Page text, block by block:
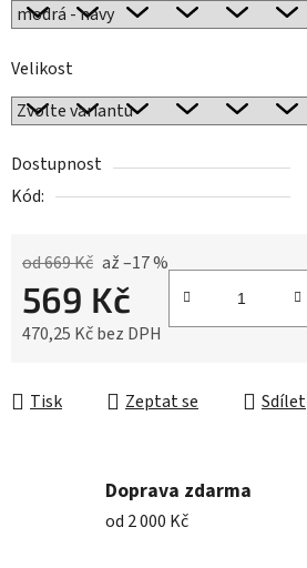
Velikost
Dostupnost
Kód:
od 669 Kč až –17 %
569 Kč
470,25 Kč bez DPH
Tisk Zeptat se Sdílet
Doprava zdarma
od 2 000 Kč